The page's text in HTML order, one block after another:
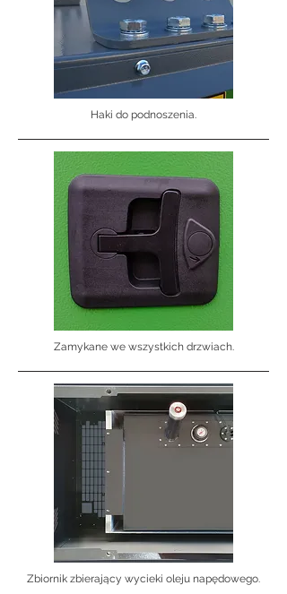
Haki do podnoszenia.
Zamykane we wszystkich drzwiach.
Zbiornik zbierający wycieki oleju napędowego.